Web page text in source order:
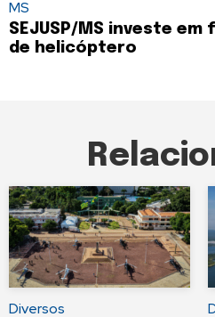
MS
SEJUSP/MS investe
de helicóptero
Diversos